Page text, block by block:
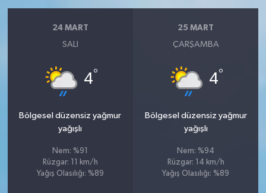
24 MART
SALI
4°
Bölgesel düzensiz yağmur
yağışlı
Nem: %91
Rüzgar: 11 km/h
Yağış Olasılığı: %89
25 MART
ÇARŞAMBA
4°
Bölgesel düzensiz yağmur
yağışlı
Nem: %94
Rüzgar: 14 km/h
Yağış Olasılığı: %89